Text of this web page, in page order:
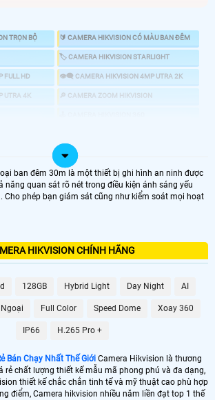
TRỌN BỘ 🔰 CAMERA HIKVISION CÓ MÀU BAN ĐÊM
🏷 CAMERA HIKVISION STARLIGHT
FULL HD 👁️‍🗨️ CAMERA HIKVISION 4MP UTRA 2K
UTRA 4K 🔎 CAMERA ZOOM HIKVISION
THƯƠNG HIỆU SỐ 1 HỆ THỐNG AN NINH
rẻ nhất là nền tảng để phát triển các công nghệ camera
này với giá rẻ mà được sử dụng nhiều trong những dự án
Từ, máy chấm công
ban đêm 30m là một thiết bị ghi hình an ninh được
năng quan sát rõ nét trong điều kiện ánh sáng yếu
Cho phép bạn giám sát cũng như kiểm soát mọi hoạt
HIKVISION CHÍNH HÃNG
128GB Hybrid Light Day Night AI
Full Color Speed Dome Xoay 360
IP66 H.265 Pro +
Bán Chạy Nhất Thế Giới Camera Hikvision là thương
rẻ chất lượng thiết kế mẫu mã phong phú và đa dạng,
thiết kế chắc chắn tinh tế và mỹ thuật cao phù hợp
điểm, Camera hikvision nhiều năm liền đạt top 1 thế